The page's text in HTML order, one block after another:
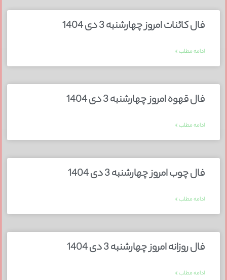
فال کائنات امروز چهارشنبه 3 دی 1404
ادامه مطلب »
فال قهوه امروز چهارشنبه 3 دی 1404
ادامه مطلب »
فال چوب امروز چهارشنبه 3 دی 1404
ادامه مطلب »
فال روزانه امروز چهارشنبه 3 دی 1404
ادامه مطلب »